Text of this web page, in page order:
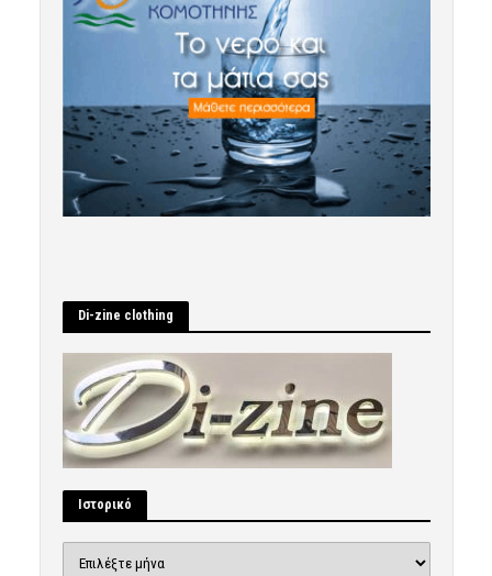
Di-zine clothing
Ιστορικό